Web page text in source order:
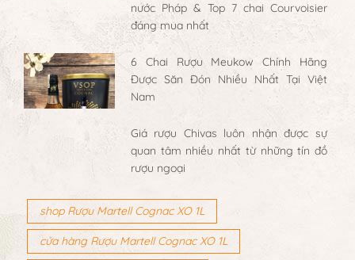
nước Pháp & Top 7 chai Courvoisier
đáng mua nhất
6 Chai Rượu Meukow Chính Hãng
Được Săn Đón Nhiều Nhất Tại Việt
Nam
Giá rượu Chivas luôn nhận được sự
quan tâm nhiều nhất từ những tín đồ
rượu ngoại
shop Rượu Martell Cognac XO 1L
cửa hàng Rượu Martell Cognac XO 1L